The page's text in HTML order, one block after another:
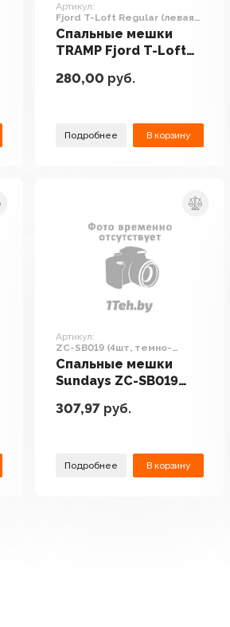
Артикул:
Fjord T-Loft Regular (левая
молния, хаки)
Спальные мешки
TRAMP Fjord T-Loft
молния, хаки)
280,00 руб.
Подробнее В корзину
Артикул:
ZC-SB019 (4шт, темно-
серый/синий)
Спальные мешки
Sundays ZC-SB019
синий)
307,97 руб.
Подробнее В корзину